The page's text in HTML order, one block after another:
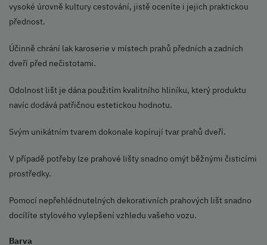
vysoké úrovně kultury cestování, jistě oceníte i jejich praktickou
přednost.
Účinně chrání lak karoserie v místech prahů předních a zadních
dveří před nečistotami.
Odolnost lišt je dána použitím kvalitního hliníku, který produktu
navíc dodává patřičnou estetickou hodnotu.
Svým unikátním tvarem dokonale kopírují tvar prahů dveří.
V případě potřeby lze prahové lišty snadno omýt běžnými čisticími
prostředky.
Pomocí nepřehlédnutelných dekorativních prahových lišt snadno
docílíte stylového vylepšení vzhledu vašeho vozu.
Barva